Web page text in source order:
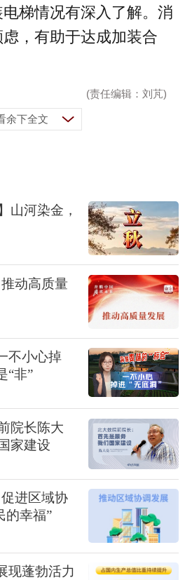
梯情况有深入了解。消
，有助于达成加装合
(责任编辑：刘芃)
余下全文
山河染金，
动高质量
不小心掉
“非”
院长陈大
家建设
进区域协
的幸福”
现蓬勃活力